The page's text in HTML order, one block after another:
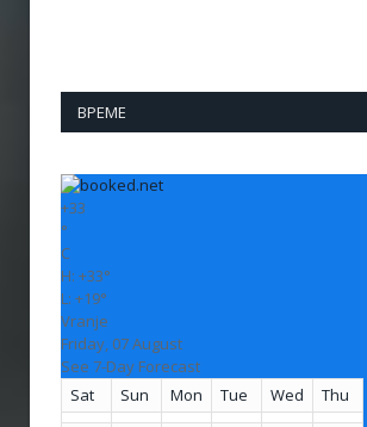
ВРЕМЕ
+33
°
C
H: +33°
L: +19°
Vranje
Friday, 07 August
See 7-Day Forecast
Sat
Sun Mon Tue Wed Thu